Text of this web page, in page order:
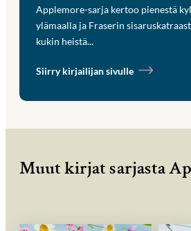
Applemore-sarja kertoo pienestä
ylämaalla ja Fraserin
kukin heistä...
Siirry kirjailijan sivulle
Muut kirjat sarjasta